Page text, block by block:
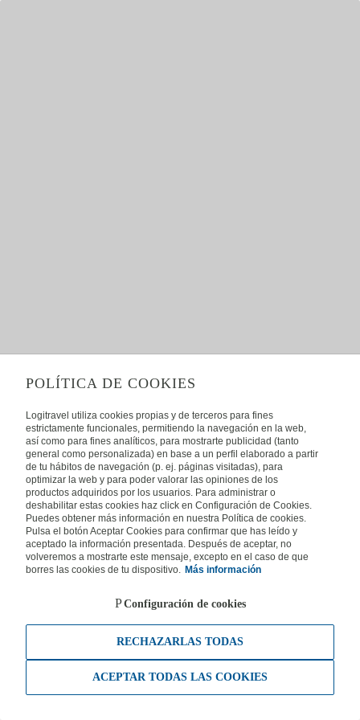
POLÍTICA DE COOKIES
Logitravel utiliza cookies propias y de terceros para fines
estrictamente funcionales, permitiendo la navegación en la web,
así como para fines analíticos, para mostrarte publicidad (tanto
general como personalizada) en base a un perfil elaborado a partir
de tu hábitos de navegación (p. ej. páginas visitadas), para
optimizar la web y para poder valorar las opiniones de los
productos adquiridos por los usuarios. Para administrar o
deshabilitar estas cookies haz click en Configuración de Cookies.
Puedes obtener más información en nuestra Política de cookies.
Pulsa el botón Aceptar Cookies para confirmar que has leído y
aceptado la información presentada. Después de aceptar, no
volveremos a mostrarte este mensaje, excepto en el caso de que
borres las cookies de tu dispositivo. Más información
Configuración de cookies
RECHAZARLAS TODAS
ACEPTAR TODAS LAS COOKIES